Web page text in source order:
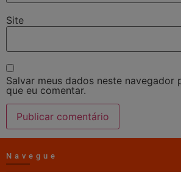
Site
Salvar meus dados neste navegador
que eu comentar.
Navegue